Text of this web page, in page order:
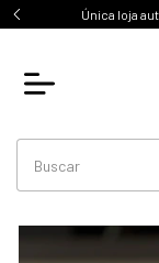
Única loja